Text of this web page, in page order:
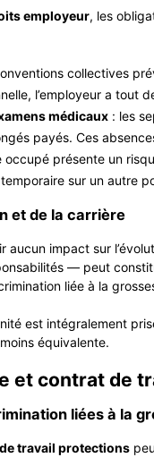
employeur, les
collectives
l’employeur a tout
médicaux : les
payés. Ces
occupé présente un
sur un autre
et de la carrière
aucun impact sur
— peut
liée à la
est intégralement
équivalente.
et contrat de
liées à la
travail protections